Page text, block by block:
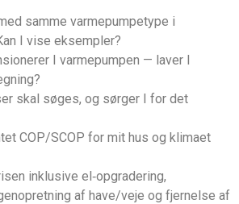
samme varmepumpetype i
I vise eksempler?
I varmepumpen — laver I
skal søges, og sørger I for det
COP/SCOP for mit hus og klimaet
inklusive el‑opgradering,
af have/veje og fjernelse af